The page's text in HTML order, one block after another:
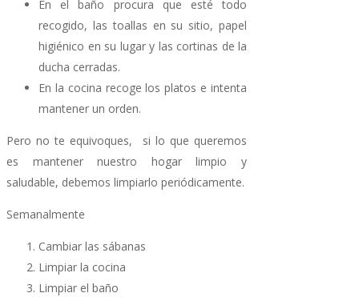
En el baño procura que esté todo
recogido, las toallas en su sitio, papel
higiénico en su lugar y las cortinas de la
ducha cerradas.
En la cocina recoge los platos e intenta
mantener un orden.
Pero no te equivoques, si lo que queremos
es mantener nuestro hogar limpio y
saludable, debemos limpiarlo periódicamente.
Semanalmente
Cambiar las sábanas
Limpiar la cocina
Limpiar el baño